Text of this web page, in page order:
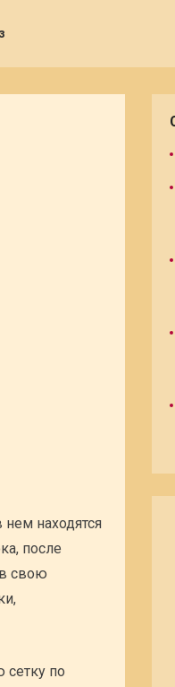
нем находятся
после
свою
сетку по